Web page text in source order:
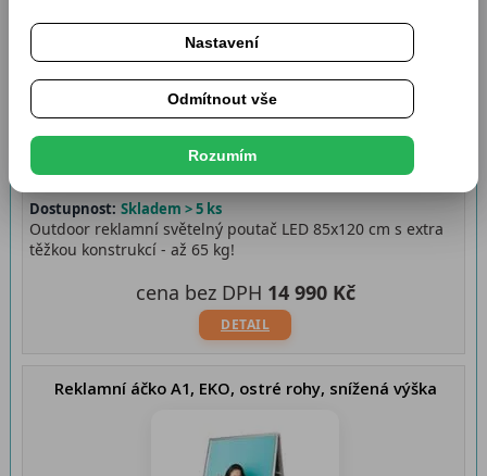
3+1 zdarma
Dostupnost: Skladem > 5 ks
Outdoor reklamní světelný poutač LED 85x120 cm s extra
těžkou konstrukcí - až 65 kg!
DETAIL
cena bez DPH 14 990 Kč
Reklamní áčko A1, EKO, ostré rohy, snížená výška
Nastavení
Odmítnout vše
Rozumím